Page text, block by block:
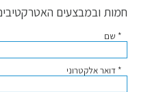
חמות ובמבצעים
* שם
* דואר אלקטרוני